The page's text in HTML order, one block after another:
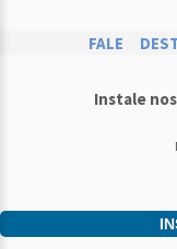
FALE
Instale